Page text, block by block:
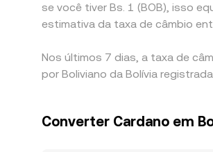
se você tiver Bs. 1 (BOB), isso
estimativa da taxa de câmbio
Nos últimos 7 dias, a taxa de
por Boliviano da Bolívia
Converter Cardano em